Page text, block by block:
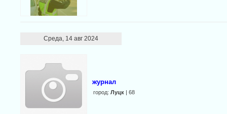
Среда, 14 авг 2024
журнал
город: Луцк | 68